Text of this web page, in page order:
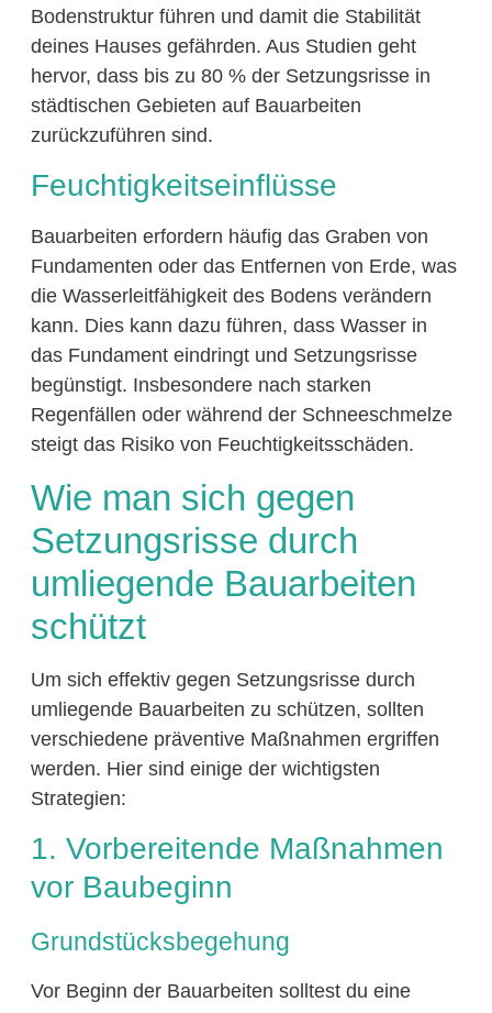
Bodenstruktur führen und damit die Stabilität
deines Hauses gefährden. Aus Studien geht
hervor, dass bis zu 80 % der Setzungsrisse in
städtischen Gebieten auf Bauarbeiten
zurückzuführen sind.
Feuchtigkeitseinflüsse
Bauarbeiten erfordern häufig das Graben von
Fundamenten oder das Entfernen von Erde, was
die Wasserleitfähigkeit des Bodens verändern
kann. Dies kann dazu führen, dass Wasser in
das Fundament eindringt und Setzungsrisse
begünstigt. Insbesondere nach starken
Regenfällen oder während der Schneeschmelze
steigt das Risiko von Feuchtigkeitsschäden.
Wie man sich gegen
Setzungsrisse durch
umliegende Bauarbeiten
schützt
Um sich effektiv gegen Setzungsrisse durch
umliegende Bauarbeiten zu schützen, sollten
verschiedene präventive Maßnahmen ergriffen
werden. Hier sind einige der wichtigsten
Strategien:
1. Vorbereitende Maßnahmen
vor Baubeginn
Grundstücksbegehung
Vor Beginn der Bauarbeiten solltest du eine